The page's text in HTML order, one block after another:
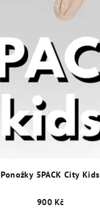
Ponožky 5PACK City Kids
900 Kč